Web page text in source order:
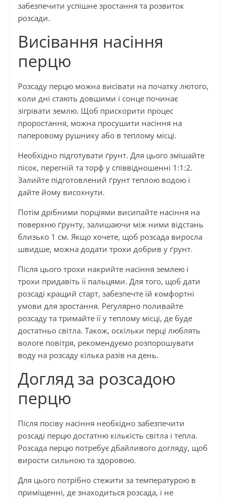
забезпечити успішне зростання та розвиток
розсади.
Висівання насіння
перцю
Розсаду перцю можна висівати на початку лютого,
коли дні стають довшими і сонце починає
зігрівати землю. Щоб прискорити процес
проростання, можна просушити насіння на
паперовому рушнику або в теплому місці.
Необхідно підготувати ґрунт. Для цього змішайте
пісок, перегній та торф у співвідношенні 1:1:2.
Залийте підготовлений ґрунт теплою водою і
дайте йому висохнути.
Потім дрібними порціями висипайте насіння на
поверхню ґрунту, залишаючи між ними відстань
близько 1 см. Якщо хочете, щоб розсада виросла
швидше, можна додати трохи добрив у ґрунт.
Після цього трохи накрийте насіння землею і
трохи придавіть її пальцями. Для того, щоб дати
розсаді кращий старт, забезпечте їй комфортні
умови для зростання. Регулярно поливайте
розсаду та тримайте її у теплому місці, де буде
достатньо світла. Також, оскільки перці люблять
вологе повітря, рекомендуємо розпорошувати
воду на розсаду кілька разів на день.
Догляд за розсадою
перцю
Після посіву насіння необхідно забезпечити
розсаді перцю достатню кількість світла і тепла.
Розсада перцю потребує дбайливого догляду, щоб
вирости сильною та здоровою.
Для цього потрібно стежити за температурою в
приміщенні, де знаходиться розсада, і не